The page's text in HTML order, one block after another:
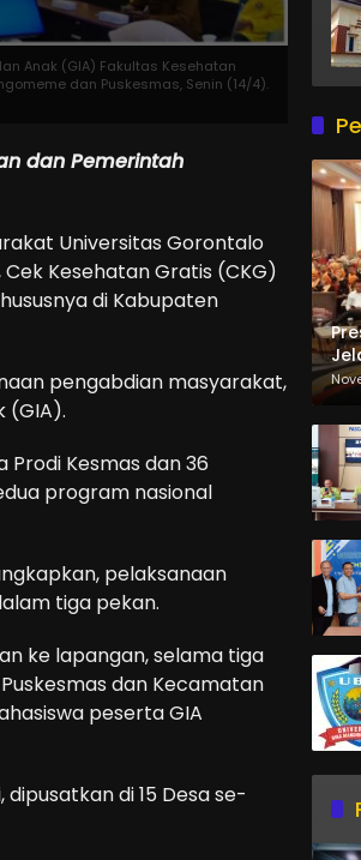
Anak (GIA) Fakultas Kesehatan
dan Puskesmas, Senin (14/4).
dan Pemerintah
Universitas Gorontalo
Kesehatan Gratis (CKG)
di Kabupaten
pengabdian masyarakat,
(GIA).
Prodi Kesmas dan 36
program nasional
pelaksanaan
tiga pekan.
ke lapangan, selama tiga
dan Kecamatan
peserta GIA
di 15 Desa se-